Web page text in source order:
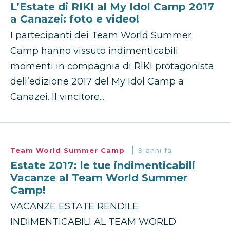
L’Estate di RIKI al My Idol Camp 2017
a Canazei: foto e video!
I partecipanti dei Team World Summer
Camp hanno vissuto indimenticabili
momenti in compagnia di RIKI protagonista
dell’edizione 2017 del My Idol Camp a
Canazei. Il vincitore...
Team World Summer Camp 9 anni fa
Estate 2017: le tue indimenticabili
Vacanze al Team World Summer
Camp!
VACANZE ESTATE RENDILE
INDIMENTICABILI AL TEAM WORLD